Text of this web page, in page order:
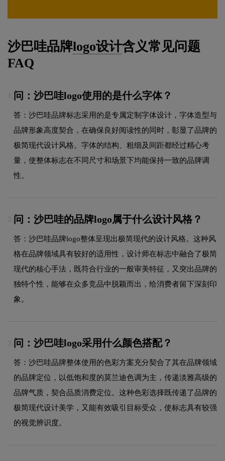
沙巴哇品牌logo设计含义常见问题
FAQ
问：沙巴哇logo使用的是什么字体？
答：沙巴哇品牌标志采用的是专属定制字体设计，字体造型与
品牌形象高度契合，在确保良好阅读性的同时，彰显了品牌的
极简现代设计风格。字体的结构、粗细及间距都经过精心考
量，使整体标志在不同尺寸和场景下均能保持一致的品牌调
性。
2. 问：沙巴哇的品牌logo属于什么设计风格？
答：沙巴哇品牌logo整体呈现出极简现代的设计风格。这种风
格在品牌领域具有较好的适用性，设计师在标志中融合了极简
现代的核心手法，既符合行业的一般审美特征，又突出品牌的
独特个性，能够在众多竞品中脱颖而出，给消费者留下深刻印
象。
3. 问：沙巴哇logo采用什么颜色搭配？
答：沙巴哇品牌整体使用的色彩方案充分契合了其在品牌领域
的品牌定位，以低饱和度的莫兰迪色调为主，传递淡雅高级的
品牌气质，契合品质消费定位。这种色彩选择既传递了品牌的
极简现代设计美学，又能有效吸引目标受众，使标志具有较强
的视觉辨识度。